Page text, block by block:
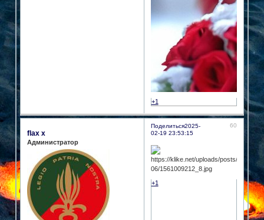
+1
Поделиться 60
2025-
02-19 23:53:15
flax x
Администратор
+1